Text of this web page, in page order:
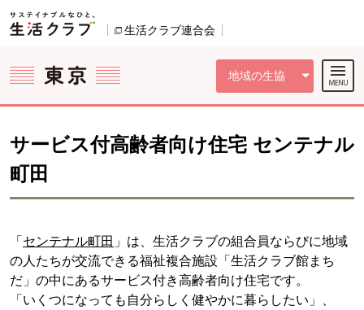
ページの先頭です。
生活クラブ連合会
地域の生協
ここからサイト内共通メニューです。
サイト内共通メニューをスキップする
サイト内共通メニューここまで。
サービス付高齢者向け住宅 センテナル
町田
「 センテナル町田 」は、生活クラブの組合員ならびに地域
の人たちが交流できる福祉複合施設「生活クラブ館まち
だ」の中にあるサービス付き高齢者向け住宅です。
「いくつになっても自分らしく健やかに暮らしたい」、